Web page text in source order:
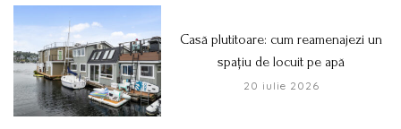
Casă plutitoare: cum reamenajezi un
spațiu de locuit pe apă
20 iulie 2026